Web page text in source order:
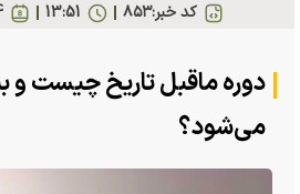
کد خبر:۸۵۳ 13:51
دوره ماقبل تاریخ چیست و
می‌شود؟